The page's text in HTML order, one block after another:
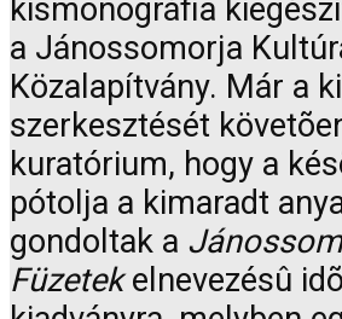
kismonográfia
a Jánossomorja
Közalapítvány. Már a
szerkesztését
kuratórium, hogy a
pótolja a kimaradt
gondoltak a
Füzetekelnevezésû